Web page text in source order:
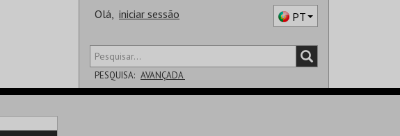
Olá, iniciar sessão PT
PESQUISA: AVANÇADA